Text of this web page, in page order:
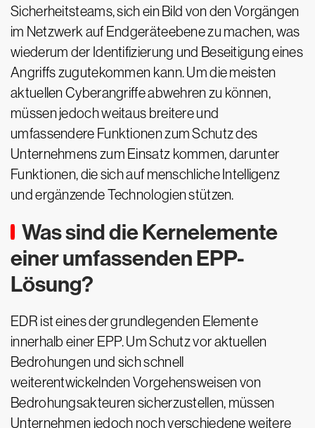
Sicherheitsteams, sich ein Bild von den Vorgängen
im Netzwerk auf Endgeräteebene zu machen, was
wiederum der Identifizierung und Beseitigung eines
Angriffs zugutekommen kann. Um die meisten
aktuellen Cyberangriffe abwehren zu können,
müssen jedoch weitaus breitere und
umfassendere Funktionen zum Schutz des
Unternehmens zum Einsatz kommen, darunter
Funktionen, die sich auf menschliche Intelligenz
und ergänzende Technologien stützen.
Was sind die Kernelemente
einer umfassenden EPP-
Lösung?
EDR ist eines der grundlegenden Elemente
innerhalb einer EPP. Um Schutz vor aktuellen
Bedrohungen und sich schnell
weiterentwickelnden Vorgehensweisen von
Bedrohungsakteuren sicherzustellen, müssen
Unternehmen jedoch noch verschiedene weitere